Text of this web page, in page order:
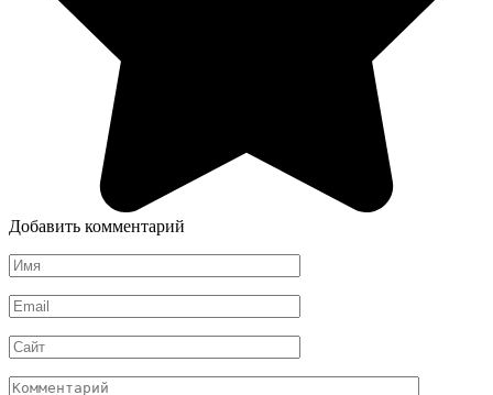
Добавить комментарий
Имя
*
Email
*
Сайт
Комментарий